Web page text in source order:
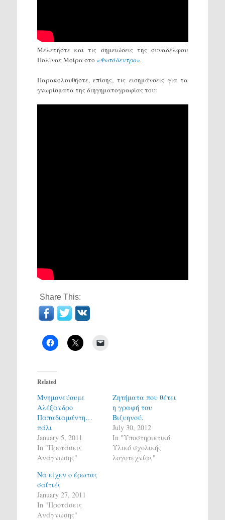
Μελετήστε και τις σημειώσεις της συναδέλφου
Πολίνας Μοίρα στο «Φωτόδεντρο».
Παρακολουθήστε, επίσης, τις εισημάνσεις για τα
γνωρίσματα της διηγηματογραφίας του:
Share This:
Related
Μνημονεύουμε
Αλέξανδρο
Παπαδιαμάντη…
πάλι
January 5, 2011
In "Προτάσεις
Ανάγνωσης"
Ζητήματα που θέτει
η γραφή του
Βιζυηνού.
July 30, 2012
In "Υποστηρικτικό
Υλικό σχολικής
λογοτεχνίας"
Να είχεν ο έρωτας
σαΐτιές
January 27, 2011
In "Προτάσεις
Ανάγνωσης"